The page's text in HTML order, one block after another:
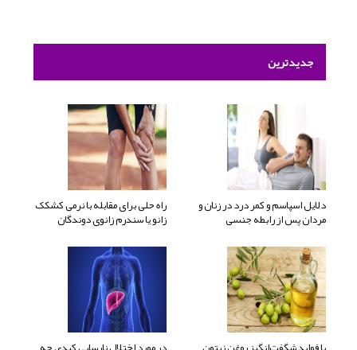
جدیدترین
دلایل اسپاسم و کمر درد در زنان و
مردان پس از رابطه جنسی
راه حلی برای مقابله با نرمی کشکک
زانو یا سندرم زانوی دوندگان